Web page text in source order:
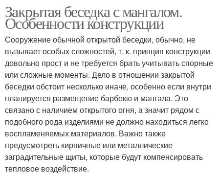
Закрытая беседка с мангалом.
Особенности конструкции
Сооружение обычной открытой беседки, обычно, не
вызывает особых сложностей, т. к. принцип конструкции
довольно прост и не требуется брать учитывать спорные
или сложные моменты. Дело в отношении закрытой
беседки обстоит несколько иначе, особенно если внутри
планируется размещение барбекю и мангала. Это
связано с наличием открытого огня, а значит рядом с
подобного рода изделиями не должно находиться легко
воспламеняемых материалов. Важно также
предусмотреть кирпичные или металлические
заградительные щиты, которые будут компенсировать
тепловое воздействие.